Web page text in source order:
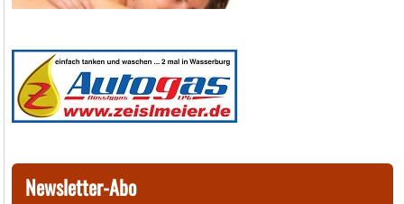
Newsletter-Abo